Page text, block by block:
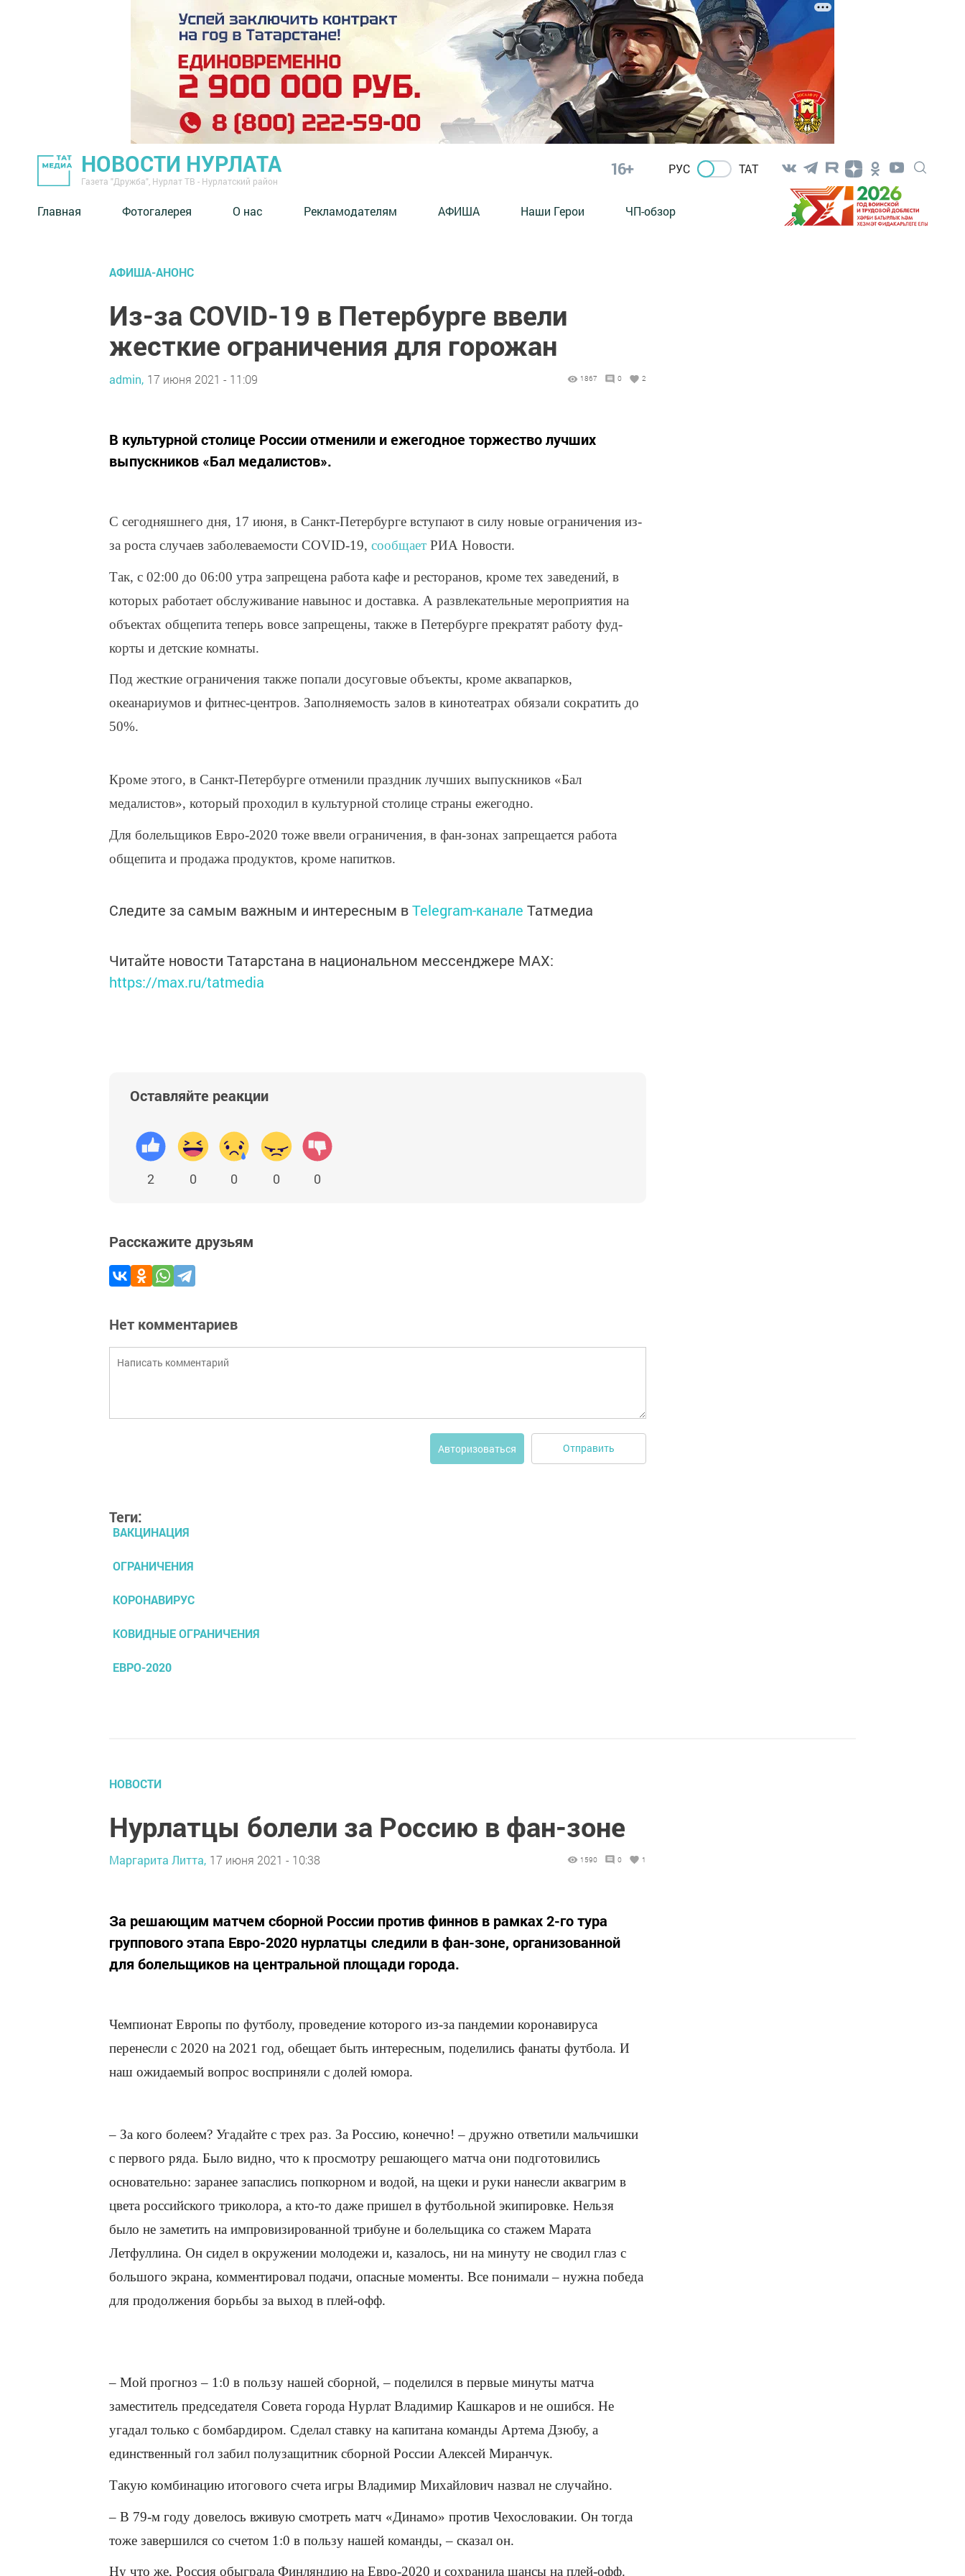
НОВОСТИ НУРЛАТА
Газета "Дружба", Нурлат ТВ - Нурлатский район
16+ РУС ТАТ
Главная Фотогалерея О нас Рекламодателям АФИША Наши Герои ЧП-обзор
АФИША-АНОНС
Из-за COVID-19 в Петербурге ввели
жесткие ограничения для горожан
admin, 17 июня 2021 - 11:09 1867 0 2
В культурной столице России отменили и ежегодное торжество лучших
выпускников «Бал медалистов».
С сегодняшнего дня, 17 июня, в Санкт-Петербурге вступают в силу новые ограничения из-
за роста случаев заболеваемости COVID-19, сообщает РИА Новости.
Так, с 02:00 до 06:00 утра запрещена работа кафе и ресторанов, кроме тех заведений, в
которых работает обслуживание навынос и доставка. А развлекательные мероприятия на
объектах общепита теперь вовсе запрещены, также в Петербурге прекратят работу фуд-
корты и детские комнаты.
Под жесткие ограничения также попали досуговые объекты, кроме аквапарков,
океанариумов и фитнес-центров. Заполняемость залов в кинотеатрах обязали сократить до
50%.
Кроме этого, в Санкт-Петербурге отменили праздник лучших выпускников «Бал
медалистов», который проходил в культурной столице страны ежегодно.
Для болельщиков Евро-2020 тоже ввели ограничения, в фан-зонах запрещается работа
общепита и продажа продуктов, кроме напитков.
Следите за самым важным и интересным вTelegram-канале Татмедиа
Читайте новости Татарстана в национальном мессенджере MАХ:
https://max.ru/tatmedia
Оставляйте реакции
2 0 0 0 0
Расскажите друзьям
Нет комментариев
Авторизоваться Отправить
Теги:
ВАКЦИНАЦИЯ
ОГРАНИЧЕНИЯ
КОРОНАВИРУС
КОВИДНЫЕ ОГРАНИЧЕНИЯ
ЕВРО-2020
НОВОСТИ
Нурлатцы болели за Россию в фан-зоне
Маргарита Литта, 17 июня 2021 - 10:38 1590 0 1
​​​​​​​За решающим матчем сборной России против финнов в рамках 2-го тура
группового этапа Евро-2020 нурлатцы следили в фан-зоне, организованной
для болельщиков на центральной площади города.
Чемпионат Европы по футболу, проведение которого из-за пандемии коронавируса
перенесли с 2020 на 2021 год, обещает быть интересным, поделились фанаты футбола. И
наш ожидаемый вопрос восприняли с долей юмора.
– За кого болеем? Угадайте с трех раз. За Россию, конечно! – дружно ответили мальчишки
с первого ряда. Было видно, что к просмотру решающего матча они подготовились
основательно: заранее запаслись попкорном и водой, на щеки и руки нанесли аквагрим в
цвета российского триколора, а кто-то даже пришел в футбольной экипировке. Нельзя
было не заметить на импровизированной трибуне и болельщика со стажем Марата
Летфуллина. Он сидел в окружении молодежи и, казалось, ни на минуту не сводил глаз с
большого экрана, комментировал подачи, опасные моменты. Все понимали – нужна победа
для продолжения борьбы за выход в плей-офф.
– Мой прогноз – 1:0 в пользу нашей сборной, – поделился в первые минуты матча
заместитель председателя Совета города Нурлат Владимир Кашкаров и не ошибся. Не
угадал только с бомбардиром. Сделал ставку на капитана команды Артема Дзюбу, а
единственный гол забил полузащитник сборной России Алексей Миранчук.
Такую комбинацию итогового счета игры Владимир Михайлович назвал не случайно.
– В 79-м году довелось вживую смотреть матч «Динамо» против Чехословакии. Он тогда
тоже завершился со счетом 1:0 в пользу нашей команды, – сказал он.
Ну что же, Россия обыграла Финляндию на Евро-2020 и сохранила шансы на плей-офф.